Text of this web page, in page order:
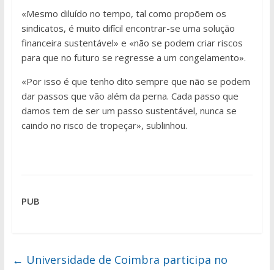
«Mesmo diluído no tempo, tal como propõem os
sindicatos, é muito difícil encontrar-se uma solução
financeira sustentável» e «não se podem criar riscos
para que no futuro se regresse a um congelamento».
«Por isso é que tenho dito sempre que não se podem
dar passos que vão além da perna. Cada passo que
damos tem de ser um passo sustentável, nunca se
caindo no risco de tropeçar», sublinhou.
PUB
← Universidade de Coimbra participa no